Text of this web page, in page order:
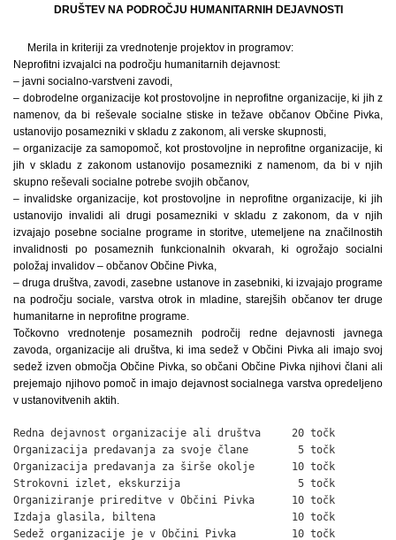
DRUŠTEV NA PODROČJU HUMANITARNIH DEJAVNOSTI
Merila in kriteriji za vrednotenje projektov in programov:
Neprofitni izvajalci na področju humanitarnih dejavnost:
– javni socialno-varstveni zavodi,
– dobrodelne organizacije kot prostovoljne in neprofitne organizacije, ki jih z
namenov, da bi reševale socialne stiske in težave občanov Občine Pivka,
ustanovijo posamezniki v skladu z zakonom, ali verske skupnosti,
– organizacije za samopomoč, kot prostovoljne in neprofitne organizacije, ki
jih v skladu z zakonom ustanovijo posamezniki z namenom, da bi v njih
skupno reševali socialne potrebe svojih občanov,
– invalidske organizacije, kot prostovoljne in neprofitne organizacije, ki jih
ustanovijo invalidi ali drugi posamezniki v skladu z zakonom, da v njih
izvajajo posebne socialne programe in storitve, utemeljene na značilnostih
invalidnosti po posameznih funkcionalnih okvarah, ki ogrožajo socialni
položaj invalidov – občanov Občine Pivka,
– druga društva, zavodi, zasebne ustanove in zasebniki, ki izvajajo programe
na področju sociale, varstva otrok in mladine, starejših občanov ter druge
humanitarne in neprofitne programe.
Točkovno vrednotenje posameznih področij redne dejavnosti javnega
zavoda, organizacije ali društva, ki ima sedež v Občini Pivka ali imajo svoj
sedež izven območja Občine Pivka, so občani Občine Pivka njihovi člani ali
prejemajo njihovo pomoč in imajo dejavnost socialnega varstva opredeljeno
v ustanovitvenih aktih.
Redna dejavnost organizacije ali društva     20 točk
Organizacija predavanja za svoje člane        5 točk
Organizacija predavanja za širše okolje      10 točk
Strokovni izlet, ekskurzija                   5 točk
Organiziranje prireditve v Občini Pivka      10 točk
Izdaja glasila, biltena                      10 točk
Sedež organizacije je v Občini Pivka         10 točk